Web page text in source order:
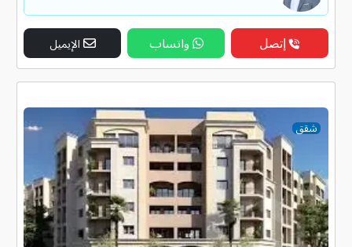
إتصل واتساب الإيميل
شقق